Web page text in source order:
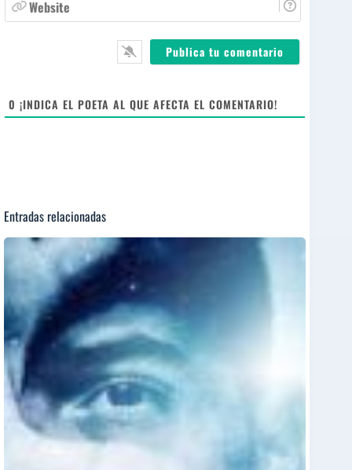
ie
0 ¡INDICA EL POETA AL QUE AFECTA EL COMENTARIO!
Entradas relacionadas